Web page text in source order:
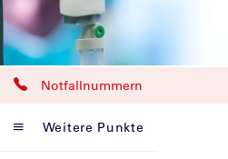
Notfallnummern
Weitere Punkte